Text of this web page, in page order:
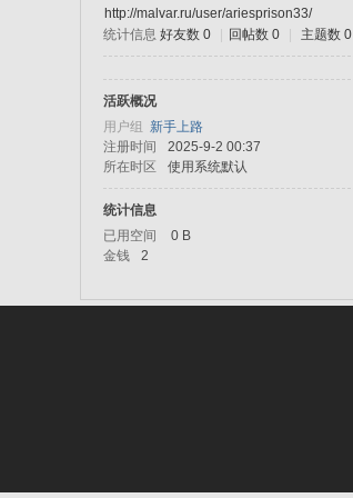
http://malvar.ru/user/ariesprison33/
统计信息 好友数 0 回帖数 0 主题数 0
活跃概况
用户组 新手上路
注册时间
2025-9-2 00:37
所在时区
使用系统默认
统计信息
已用空间
0 B
金钱
2